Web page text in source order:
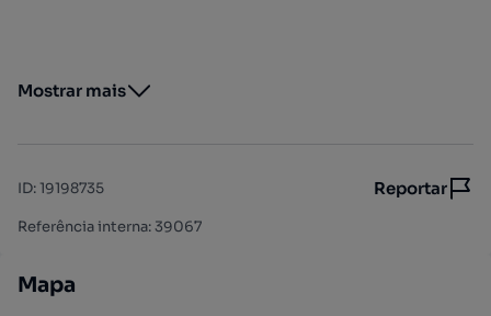
Mostrar mais
ID:19198735 Reportar
Referência interna: 39067
Mapa